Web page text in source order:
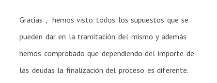
Gracias , hemos visto todos los supuestos que se
pueden dar en la tramitación del mismo y además
hemos comprobado que dependiendo del importe de
las deudas la finalización del proceso es diferente.